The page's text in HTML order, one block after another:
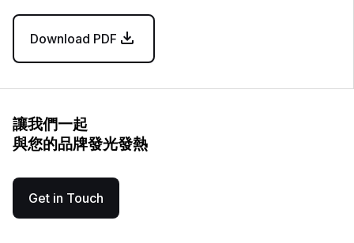
Download PDF
讓我們一起
與您的品牌發光發熱
Get in Touch